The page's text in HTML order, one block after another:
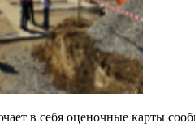
в себя оценочные карты